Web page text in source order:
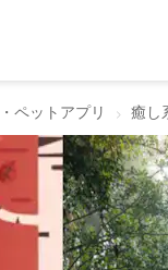
ペットアプリ 癒し